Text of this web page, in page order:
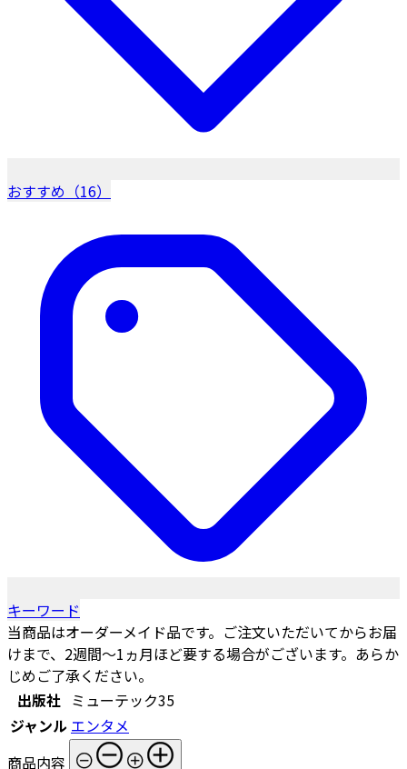
おすすめ（16）
キーワード
当商品はオーダーメイド品です。ご注文いただいてからお届
けまで、2週間～1ヵ月ほど要する場合がございます。あらか
じめご了承ください。
出版社 ミューテック35
ジャンル エンタメ
商品内容